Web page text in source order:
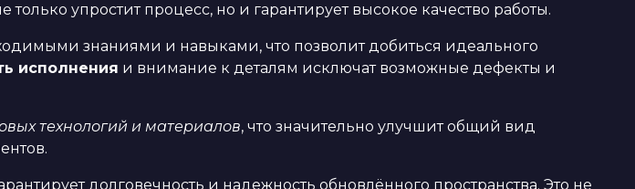
упростит процесс, но и гарантирует высокое качество работы.
знаниями и навыками, что позволит добиться идеального
исполнения и внимание к деталям исключат возможные дефекты и
технологий и материалов, что значительно улучшит общий вид
долговечность и надежность обновлённого пространства. Это не